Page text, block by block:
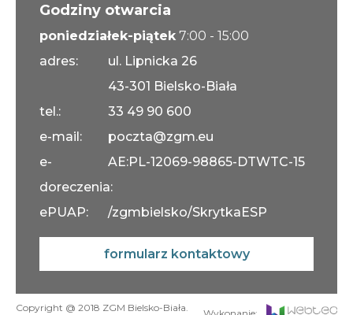
Godziny otwarcia
poniedziałek-piątek 7:00 - 15:00
adres:
ul. Lipnicka 26
43-301 Bielsko-Biała
tel.:
33 49 90 600
e-mail:
poczta@zgm.eu
e-
doreczenia:
AE:PL-12069-98865-DTWTC-15
ePUAP: /zgmbielsko/SkrytkaESP
formularz kontaktowy
Copyright @ 2018 ZGM Bielsko-Biała.